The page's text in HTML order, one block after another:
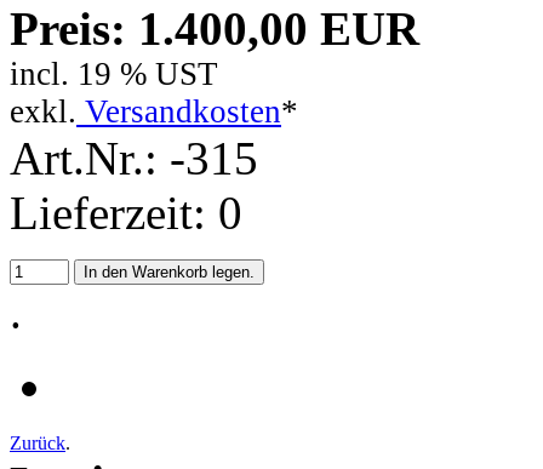
Preis: 1.400,00 EUR
incl. 19 % UST
exkl. Versandkosten*
Art.Nr.: -315
Lieferzeit: 0
.
Zurück.